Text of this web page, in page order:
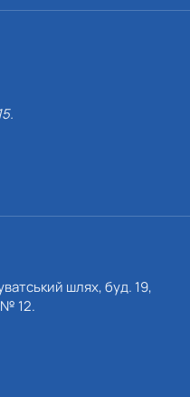
шлях, буд. 19,
№ 12.